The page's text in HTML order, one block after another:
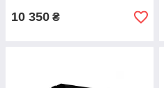
10 350 ₴